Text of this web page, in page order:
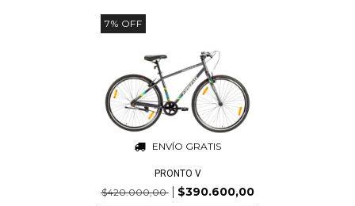
7% OFF
ENVÍO GRATIS
PRONTO V
$420.000,00 $390.600,00